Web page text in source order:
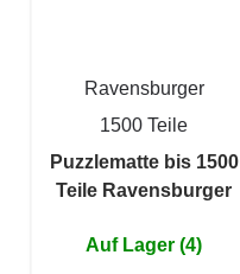
Ravensburger
1500 Teile
Puzzlematte bis 1500
Teile Ravensburger
Auf Lager (4)